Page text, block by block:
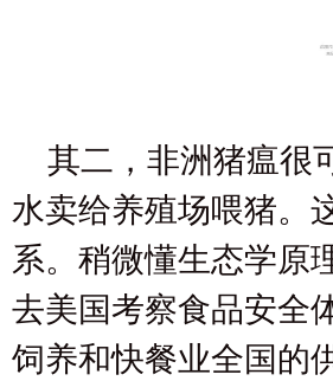
其二，非洲猪瘟很
水卖给养殖场喂猪。
系。稍微懂生态学原
去美国考察食品安全
饲养和快餐业全国的